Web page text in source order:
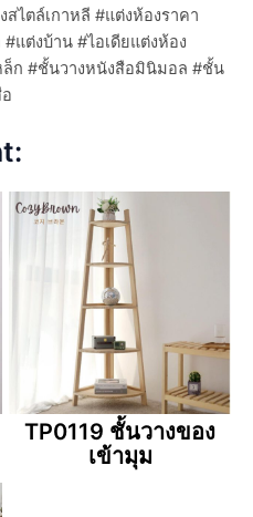
ไตล์เกาหลี #แต่งห้องราคา
แต่งบ้าน #ไอเดียแต่งห้อง
ก #ชั้นวางหนังสือมินิมอล #ชั้น
TP0119 ชั้นวางของ
เข้ามุม